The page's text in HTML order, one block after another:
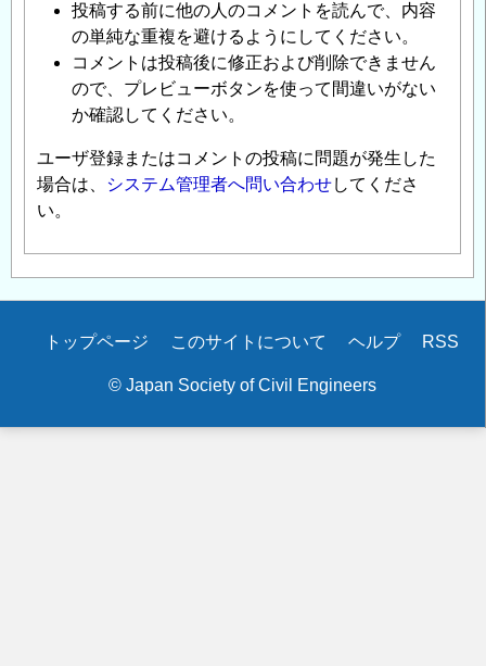
投稿する前に他の人のコメントを読んで、内容
の単純な重複を避けるようにしてください。
コメントは投稿後に修正および削除できません
ので、プレビューボタンを使って間違いがない
か確認してください。
ユーザ登録またはコメントの投稿に問題が発生した
場合は、
システム管理者へ問い合わせしてくださ
い。
Secondary
トップページ このサイトについて ヘルプ RSS
© Japan Society of Civil Engineers